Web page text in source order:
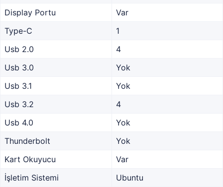
Display Portu
Var
Type-C
1
Usb 2.0
4
Usb 3.0
Yok
Usb 3.1
Yok
Usb 3.2
4
Usb 4.0
Yok
Thunderbolt
Yok
Kart Okuyucu
Var
İşletim Sistemi
Ubuntu